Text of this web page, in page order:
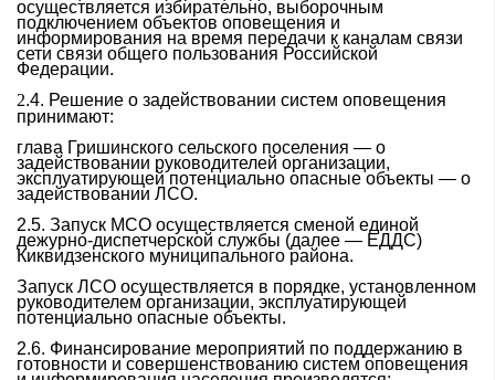
осуществляется избирательно, выборочным
подключением объектов оповещения и
информирования на время передачи к каналам связи
сети связи общего пользования Российской
Федерации.
2.4. Решение о задействовании систем оповещения
принимают:
глава Гришинского сельского поселения — о
задействовании руководителей организации,
эксплуатирующей потенциально опасные объекты — о
задействовании ЛСО.
2.5. Запуск МСО осуществляется сменой единой
дежурно-диспетчерской службы (далее — ЕДДС)
Киквидзенского муниципального района.
Запуск ЛСО осуществляется в порядке, установленном
руководителем организации, эксплуатирующей
потенциально опасные объекты.
2.6. Финансирование мероприятий по поддержанию в
готовности и совершенствованию систем оповещения